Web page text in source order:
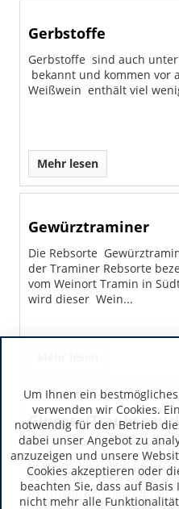
Gerbstoffe
Gerbstoffe sind auch
bekannt und kommen vor
Weißwein enthält viel
Mehr lesen
Gewürztraminer
Die Rebsorte
der Traminer Rebsorte
vom Weinort Tramin in
wird dieser Wein...
Die Zuckerart
bekannt als
den Weintrauben zuerst
(Fruchtzucker) befindet sie
Um Ihnen ein
verwenden wir Cookies.
notwendig für den Betrieb
dabei unser Angebot zu
anzuzeigen und unsere
Cookies akzeptieren oder
beachten Sie, dass auf
nicht mehr alle